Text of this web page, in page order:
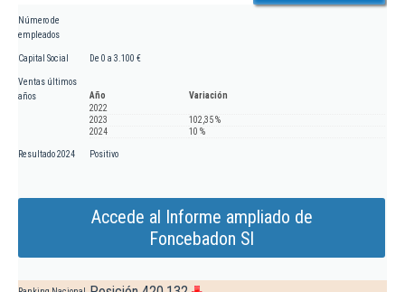
Número de
empleados
Capital Social De 0 a 3.100 €
Ventas últimos
años
Año
Variación
2022
2023
102,35 %
2024
10 %
Resultado 2024 Positivo
Accede al Informe ampliado de
Foncebadon Sl